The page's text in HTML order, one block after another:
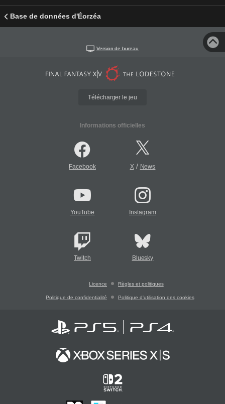
Base de données d'Éorzéa
Version de bureau
Télécharger le jeu
Informations officielles
Facebook X/ News
YouTube Instagram
Twitch Bluesky
Licence Règles et politiques
Politique de confidentialité Politique d'utilisation des cookies